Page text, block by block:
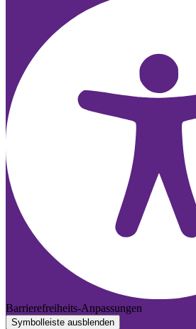
Barrierefreiheits-Anpassungen
Symbolleiste ausblenden